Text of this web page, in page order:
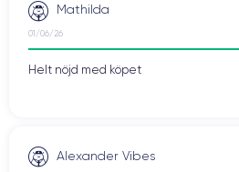
Mathilda
01/06/26
Helt nöjd med köpet
Alexander Vibes